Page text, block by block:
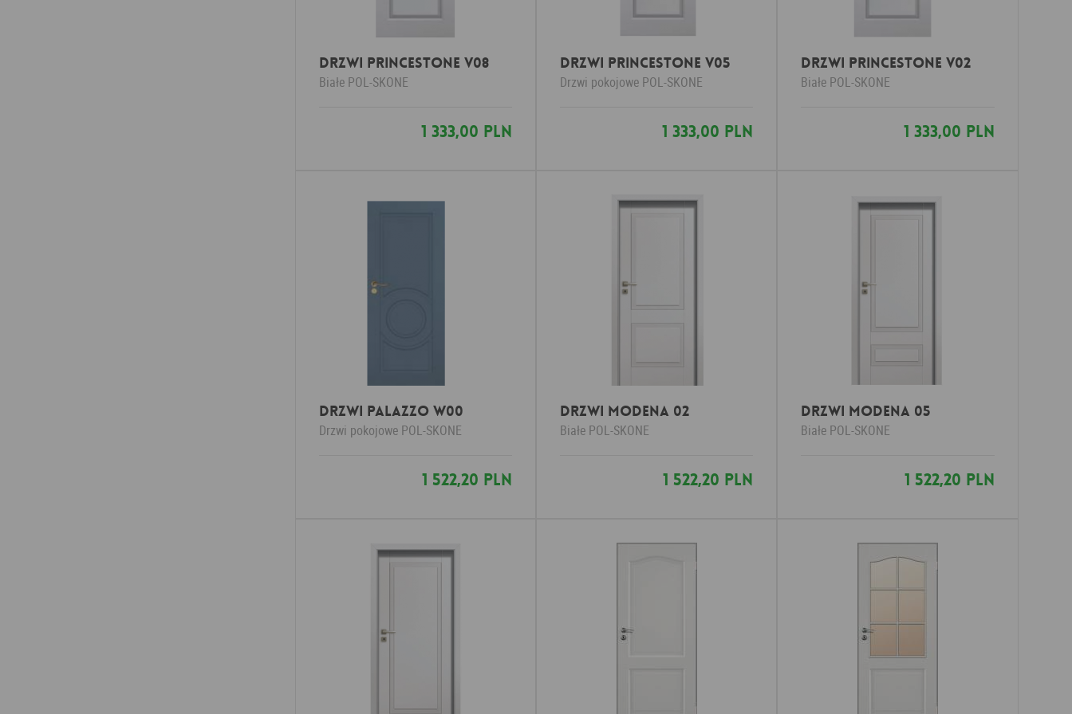
Drzwi PRINCESTONE V08
Białe POL-SKONE
1 333,00 PLN
Drzwi PRINCESTONE V05
Drzwi pokojowe POL-SKONE
1 333,00 PLN
Drzwi PRINCESTONE V02
Białe POL-SKONE
1 333,00 PLN
Drzwi PALAZZO W00
Drzwi pokojowe POL-SKONE
1 522,20 PLN
Drzwi Modena 02
Białe POL-SKONE
1 522,20 PLN
Drzwi Modena 05
Białe POL-SKONE
1 522,20 PLN